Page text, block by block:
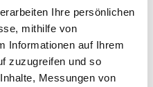
Ihre persönlichen
mithilfe von
Informationen auf Ihrem
zuzugreifen und so
Messungen von